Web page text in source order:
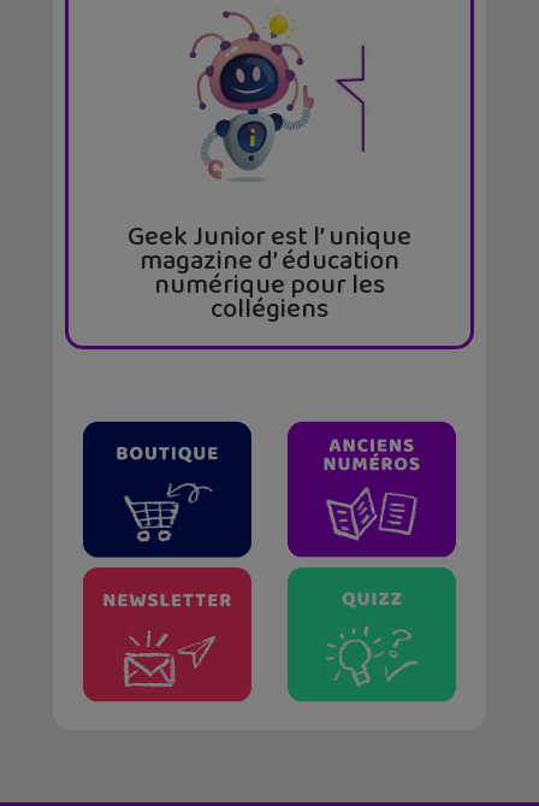
Geek Junior est l’ unique
magazine d’ éducation
numérique pour les
collégiens